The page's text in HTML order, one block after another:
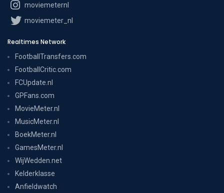
moviemeternl
moviemeter_nl
Realtimes Network
FootballTransfers.com
FootballCritic.com
FCUpdate.nl
GPFans.com
MovieMeter.nl
MusicMeter.nl
BoekMeter.nl
GamesMeter.nl
WijWedden.net
Kelderklasse
Anfieldwatch